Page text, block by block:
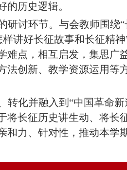
历史逻辑。
研讨环节。与会教师围绕
讲好长征故事和长征精神
难点，相互启发，集思广
法创新、教学资源运用等
转化并融入到 “中国革命
长征历史讲生动、将长
力、针对性，推动本学